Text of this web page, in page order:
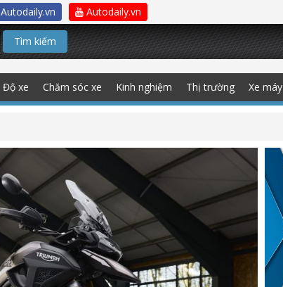
Autodaily.vn Autodaily.vn
Tìm kiếm
Độ xe Chăm sóc xe Kinh nghiệm Thị trường Xe máy